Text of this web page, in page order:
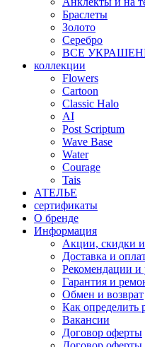
Браслеты
Золото
Серебро
ВСЕ
коллекции
Flowers
Cartoon
Classic Halo
AI
Post Scriptum
Wave Base
Water
Courage
Tais
АТЕЛЬЕ
сертификаты
О бренде
Информация
Акции, скидки
Доставка и
Рекомендации и
Гарантия и
Обмен и возврат
Как определить
Вакансии
Договор оферты